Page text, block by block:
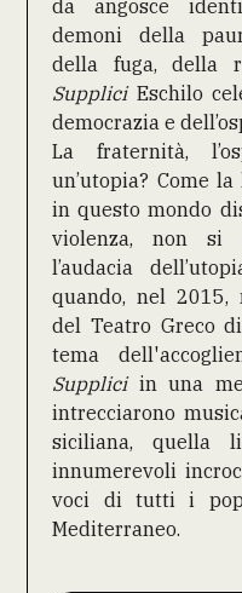
da angosce
demoni della
della fuga, della
SuppliciEschilo
democrazia e
La fraternità,
un’utopia? Come
in questo mondo
violenza, non si
l’audacia
quando, nel 2015,
del Teatro Greco
tema
Suppliciin una
intrecciarono
siciliana, quella
innumerevoli
voci di tutti i
Mediterraneo.